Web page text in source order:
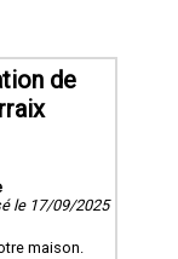
de
le 17/09/2025
maison.